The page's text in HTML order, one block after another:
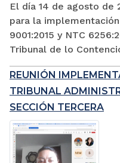
El día 14 de agosto de
para la
9001:2015 y NTC
Tribunal de lo
REUNIÓN
TRIBUNAL
SECCIÓN TERCERA